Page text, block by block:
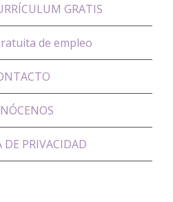
GRATIS
de empleo
DE PRIVACIDAD